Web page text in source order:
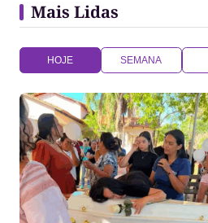
estranho consumo só ocorreu […]
Mais Lidas
HOJE SEMANA